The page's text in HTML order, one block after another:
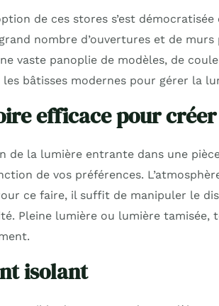
de ces stores s’est
nombre d’ouvertures et de
vaste panoplie de modèles, de
les bâtisses modernes pour gérer la
efficace pour créer
de la lumière entrante dans une
de vos préférences.
ce faire, il suffit de manipuler le
Pleine lumière ou lumière
isolant